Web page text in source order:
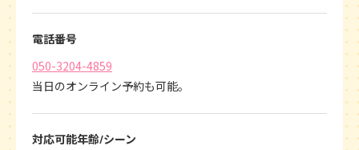
電話番号
050-3204-4859
当日のオンライン予約も可能。
対応可能年齢/シーン